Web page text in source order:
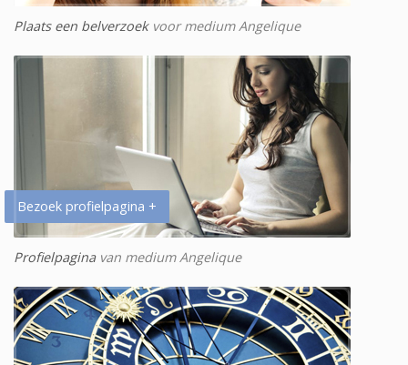
Plaats een belverzoekvoor medium Angelique
Bezoek profielpagina +
Profielpagina van medium Angelique